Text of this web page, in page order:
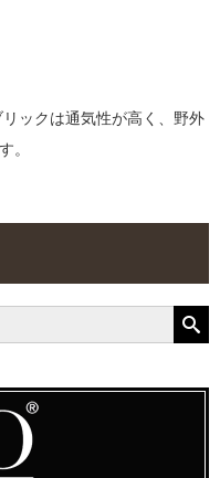
ックは通気性が高く、野外
。